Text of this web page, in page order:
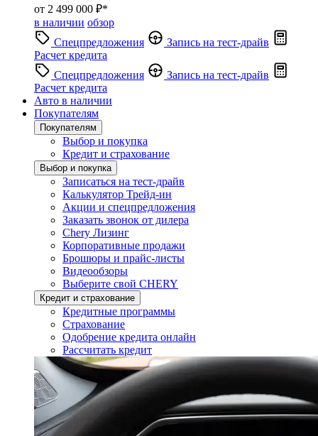
от 2 499 000 ₽*
в наличии обзор
Спецпредложения
Запись на тест-драйв
Расчет кредита
Спецпредложения
Запись на тест-драйв
Расчет кредита
Авто в наличии
Покупателям
Покупателям
Выбор и покупка
Кредит и страхование
Выбор и покупка
Записаться на тест-драйв
Калькулятор Трейд-ин
Акции и спецпредложения
Заказать звонок от дилера
Chery Лизинг
Корпоративные продажи
Брошюры и прайс-листы
Видеообзоры
Выберите свой CHERY
Кредит и страхование
Кредитные программы
Страхование
Одобрение кредита онлайн
Рассчитать кредит